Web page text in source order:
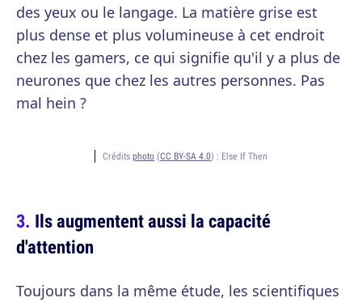
des yeux ou le langage. La matière grise est
plus dense et plus volumineuse à cet endroit
chez les gamers, ce qui signifie qu'il y a plus de
neurones que chez les autres personnes. Pas
mal hein ?
Crédits photo (CC BY-SA 4.0) : Else If Then
Ils augmentent aussi la capacité
d'attention
Toujours dans la même étude, les scientifiques